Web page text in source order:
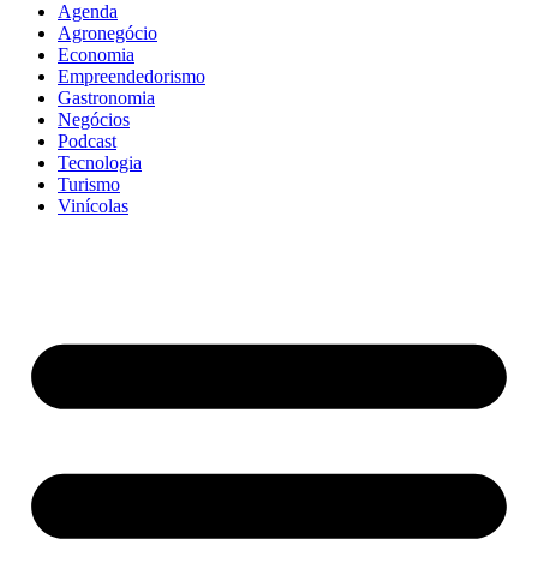
Agenda
Agronegócio
Economia
Empreendedorismo
Gastronomia
Negócios
Podcast
Tecnologia
Turismo
Vinícolas